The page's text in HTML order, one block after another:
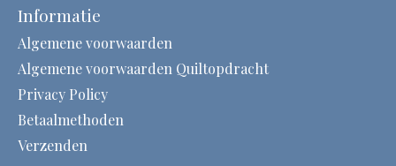
Informatie
Algemene voorwaarden
Algemene voorwaarden Quiltopdracht
Privacy Policy
Betaalmethoden
Verzenden